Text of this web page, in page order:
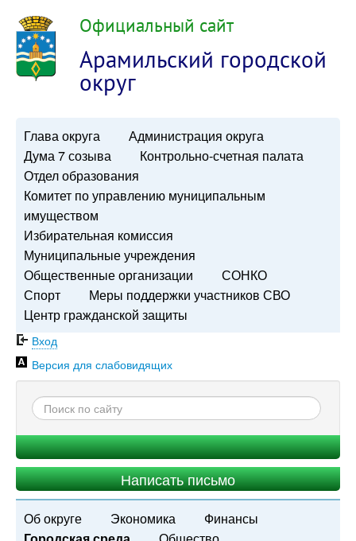
Официальный сайт
Арамильский городской
округ
Глава округа
Администрация округа
Дума 7 созыва
Контрольно-счетная палата
Отдел образования
Комитет по управлению муниципальным
имуществом
Избирательная комиссия
Муниципальные учреждения
Общественные организации
СОНКО
Спорт
Меры поддержки участников СВО
Центр гражданской защиты
Вход
Версия для слабовидящих
Написать письмо
Об округе Экономика
Финансы